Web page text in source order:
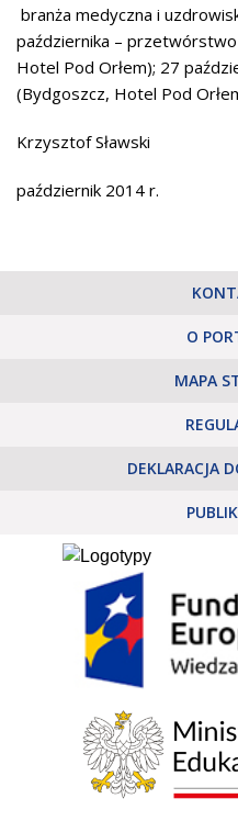
branża medyczna i
października –
Hotel Pod Orłem); 27
(Bydgoszcz, Hotel Pod
Krzysztof Sławski
październik 2014 r.
O
MAPA
DEKLARACJA